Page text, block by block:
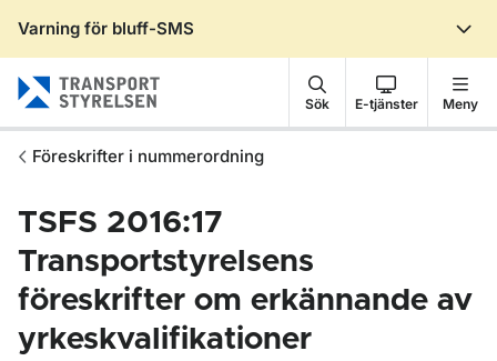
Varning för bluff-SMS
Sök E-tjänster Meny
Föreskrifter i nummerordning
TSFS 2016:17
Transportstyrelsens
föreskrifter om erkännande av
yrkeskvalifikationer